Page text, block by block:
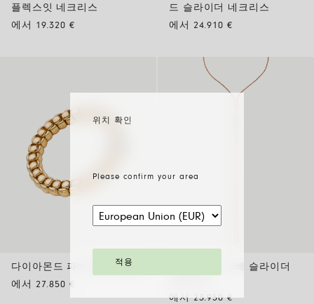
위치 확인
Please confirm your area
적용
플렉스잇 네크리스
에서 19.320 €
드 슬라이더 네크리스
에서 24.910 €
다이아몬드 파베 브레이슬릿
에서 27.850 €
다이아몬드 파베 슬라이더
에서 23.950 €